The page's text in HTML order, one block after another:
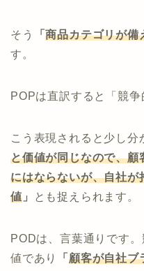
そう 「商品カテゴリが備
す。
POPは直訳すると「競争
こう表現されると少し分
と価値が同じなので、顧
にはならないが、自社が
値」 とも捉えられます。
PODは、言葉通りです
値であり
「顧客が自社ブ